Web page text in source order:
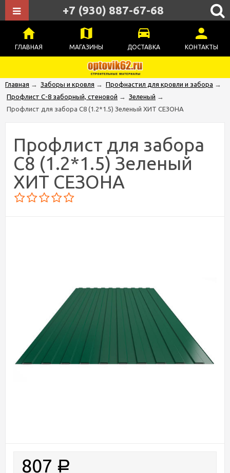
ГЛАВНАЯ МАГАЗИНЫ ДОСТАВКА КОНТАКТЫ
+7 (930) 887-67-68
Главная → Заборы и кровля → Профнастил для кровли и забора →
Профлист С-8 заборный, стеновой → Зеленый →
Профлист для забора С8 (1.2*1.5) Зеленый ХИТ СЕЗОНА
Профлист для забора
С8 (1.2*1.5) Зеленый
ХИТ СЕЗОНА
807 Р